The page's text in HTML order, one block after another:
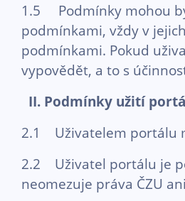
1.5 Podmínky mohou
podmínkami, vždy v
podmínkami. Pokud
vypovědět, a to s
II. Podmínky užití
2.1 Uživatelem portálu
2.2 Uživatel portálu je
neomezuje práva ČZU